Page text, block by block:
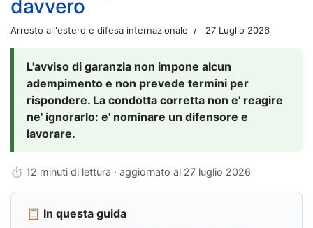
davvero
Arresto all'estero e difesa internazionale 27 Luglio 2026
L'avviso di garanzia non impone alcun
adempimento e non prevede termini per
rispondere. La condotta corretta non e' reagire
ne' ignorarlo: e' nominare un difensore e
lavorare.
⏱ 12 minuti di lettura · aggiornato al 27 luglio 2026
📋 In questa guida